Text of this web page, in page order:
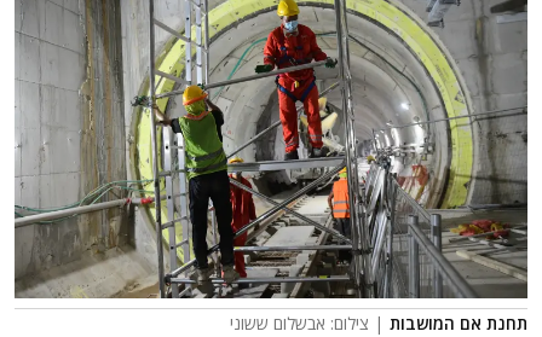
תחנת אם המושבות | צילום: אבשלום ששוני